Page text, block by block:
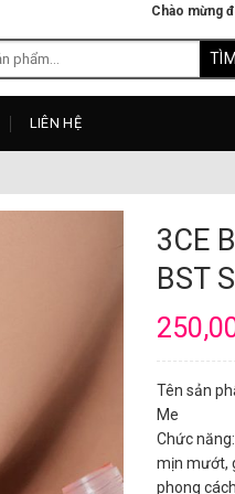
Chào mừng
LIÊN HỆ
3CE
BST
Tên sản
Me
Chức
mịn mướt,
phong